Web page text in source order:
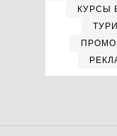
КУРСЫ